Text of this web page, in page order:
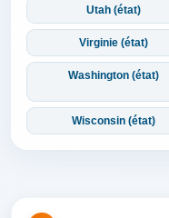
Utah (état)
Virginie (état)
Washington (état)
Wisconsin (état)